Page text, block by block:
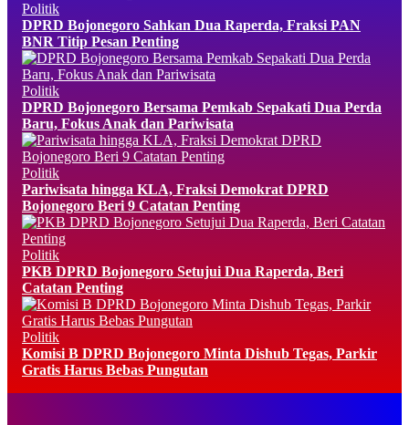
Politik
DPRD Bojonegoro Sahkan Dua Raperda, Fraksi PAN
BNR Titip Pesan Penting
Politik
DPRD Bojonegoro Bersama Pemkab Sepakati Dua Perda
Baru, Fokus Anak dan Pariwisata
Politik
Pariwisata hingga KLA, Fraksi Demokrat DPRD
Bojonegoro Beri 9 Catatan Penting
Politik
PKB DPRD Bojonegoro Setujui Dua Raperda, Beri
Catatan Penting
Politik
Komisi B DPRD Bojonegoro Minta Dishub Tegas, Parkir
Gratis Harus Bebas Pungutan